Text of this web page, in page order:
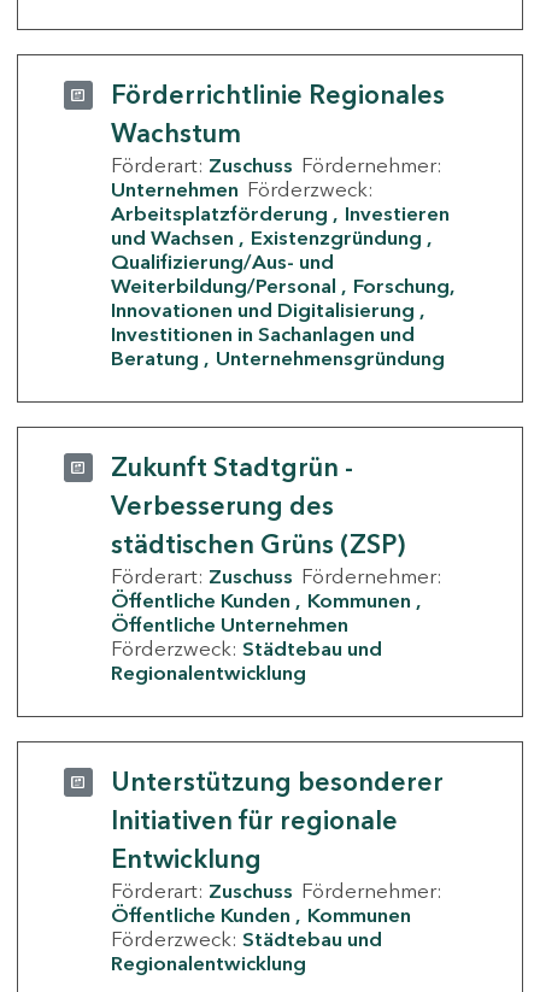
Förderrichtlinie Regionales
Wachstum
Förderart: Zuschuss Fördernehmer:
Unternehmen Förderzweck:
Arbeitsplatzförderung
Investieren
und Wachsen
Existenzgründung
Qualifizierung/Aus- und
Weiterbildung/Personal
Forschung,
Innovationen und Digitalisierung
Investitionen in Sachanlagen und
Beratung
Unternehmensgründung
Zukunft Stadtgrün -
Verbesserung des
städtischen Grüns (ZSP)
Förderart: Zuschuss Fördernehmer:
Öffentliche Kunden
Kommunen
Öffentliche Unternehmen
Förderzweck: Städtebau und
Regionalentwicklung
Unterstützung besonderer
Initiativen für regionale
Entwicklung
Förderart: Zuschuss Fördernehmer:
Öffentliche Kunden
Kommunen
Förderzweck: Städtebau und
Regionalentwicklung